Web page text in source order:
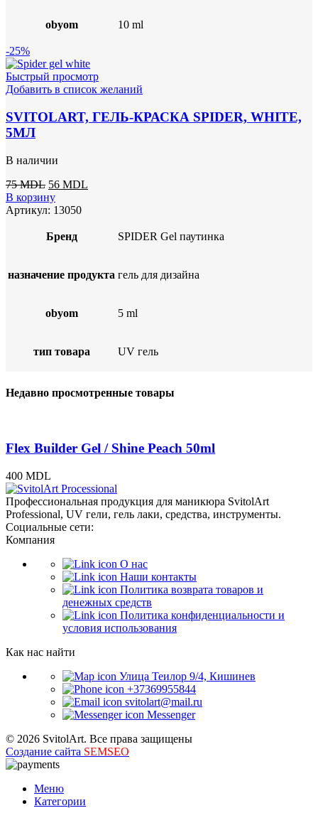
obyom 10 ml
-25%
Быстрый просмотр
Добавить в список желаний
SVITOLART, ГЕЛЬ-КРАСКА SPIDER, WHITE,
5МЛ
В наличии
75MDL Первоначальная
цена
составляла
56 MDL
В корзину
Артикул: 13050
Бренд SPIDER Gel паутинка
назначение продукта гель для дизайна
obyom 5 ml
тип товара UV гель
Недавно просмотренные товары
Flex Builder Gel / Shine Peach 50ml
400 MDL
Профессиональная продукция для маникюра SvitolArt
Professional, UV гели, гель лаки, средства, инструменты.
Социальные сети:
Компания
О нас
Наши контакты
Политика возврата товаров и
денежных средств
Политика конфиденциальности и
условия использования
Как нас найти
Улица Теилор 9/4, Кишинев
+37369955844
svitolart@mail.ru
Messenger
© 2026 SvitolArt. Все права защищены
Создание сайта SEMSEO
Меню
Категории